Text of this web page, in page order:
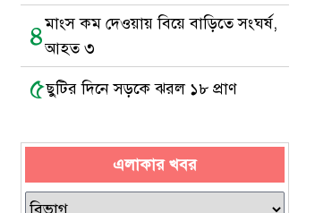
৪মাংস কম দেওয়ায় বিয়ে বাড়িতে সংঘর্ষ,
আহত ৩
৫ছুটির দিনে সড়কে ঝরল ১৮ প্রাণ
এলাকার খবর